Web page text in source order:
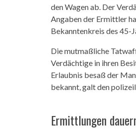
den Wagen ab. Der
Angaben der Ermittler
Bekanntenkreis des 45-
Die mutmaßliche
Verdächtige in ihren
Erlaubnis besaß der
bekannt, galt den
Ermittlungen